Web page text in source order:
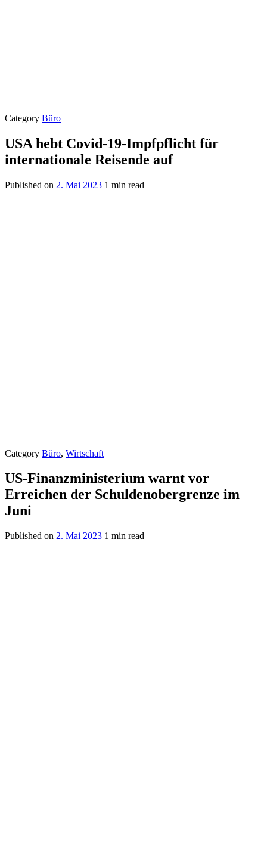
Category Büro
USA hebt Covid-19-Impfpflicht für
internationale Reisende auf
Published on 2. Mai 2023 1 min read
Category Büro, Wirtschaft
US-Finanzministerium warnt vor
Erreichen der Schuldenobergrenze im
Juni
Published on 2. Mai 2023 1 min read